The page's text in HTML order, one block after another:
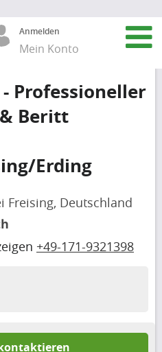
Anmelden
Mein Konto
Professioneller
Beritt
Erding
Freising, Deutschland
+49-171-9321398